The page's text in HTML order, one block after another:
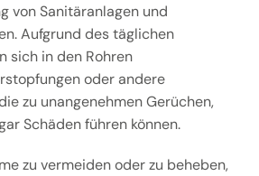
von Sanitäranlagen und
Aufgrund des täglichen
sich in den Rohren
oder andere
zu unangenehmen Gerüchen,
Schäden führen können.
zu vermeiden oder zu beheben,